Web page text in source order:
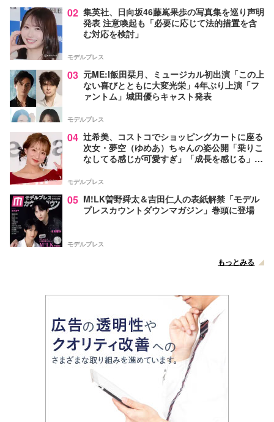
02 集英社、日向坂46藤嶌果歩の写真集を巡り声明
発表 注意喚起も「必要に応じて法的措置を含
む対応を検討」
モデルプレス
03 元ME:I飯田栞月、ミュージカル初出演「この上
ない喜びとともに大変光栄」4年ぶり上演「フ
ァントム」城田優らキャスト発表
モデルプレス
04 辻希美、コストコでショッピングカートに座る
次女・夢空（ゆめあ）ちゃんの姿公開「乗りこ
なしてる感じが可愛すぎ」「成長を感じる」の
モデルプレス
05 M!LK曽野舜太＆吉田仁人の表紙解禁「モデル
プレスカウントダウンマガジン」巻頭に登場
モデルプレス
もっとみる